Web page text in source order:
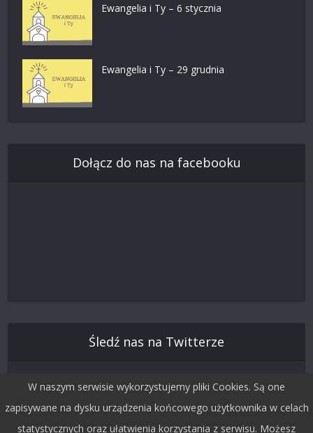
Ewangelia i Ty – 6 stycznia
Ewangelia i Ty – 29 grudnia
Dołącz do nas na facebooku
Śledź nas na Twitterze
W naszym serwisie wykorzystujemy pliki Cookies. Są one
zapisywane na dysku urządzenia końcowego użytkownika w celach
statystycznych oraz ułatwienia korzystania z serwisu. Możesz